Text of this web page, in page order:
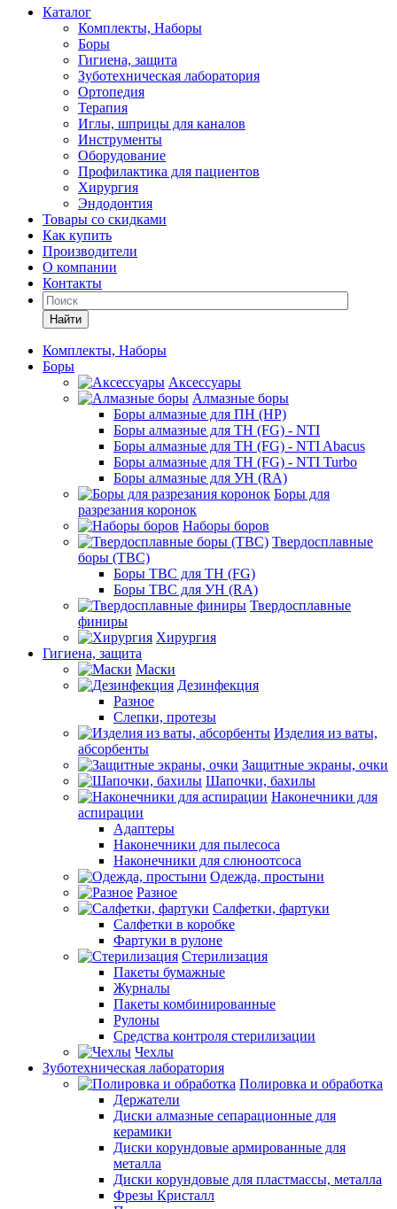
Каталог
Комплекты, Наборы
Боры
Гигиена, защита
Зуботехническая лаборатория
Ортопедия
Терапия
Иглы, шприцы для каналов
Инструменты
Оборудование
Профилактика для пациентов
Хирургия
Эндодонтия
Товары со скидками
Как купить
Производители
О компании
Контакты
Найти
Комплекты, Наборы
Боры
Аксессуары
Алмазные боры
Боры алмазные для ПН (HP)
Боры алмазные для ТН (FG) - NTI
Боры алмазные для ТН (FG) - NTI Abacus
Боры алмазные для ТН (FG) - NTI Turbo
Боры алмазные для УН (RA)
Боры для
разрезания коронок
Наборы боров
Твердосплавные
боры (ТВС)
Боры ТВС для ТН (FG)
Боры ТВС для УН (RA)
Твердосплавные
финиры
Хирургия
Гигиена, защита
Маски
Дезинфекция
Разное
Слепки, протезы
Изделия из ваты,
абсорбенты
Защитные экраны, очки
Шапочки, бахилы
Наконечники для
аспирации
Адаптеры
Наконечники для пылесоса
Наконечники для слюноотсоса
Одежда, простыни
Разное
Салфетки, фартуки
Салфетки в коробке
Фартуки в рулоне
Стерилизация
Пакеты бумажные
Журналы
Пакеты комбинированные
Рулоны
Средства контроля стерилизации
Чехлы
Зуботехническая лаборатория
Полировка и обработка
Держатели
Диски алмазные сепарационные для
керамики
Диски корундовые армированные для
металла
Диски корундовые для пластмассы, металла
Фрезы Кристалл